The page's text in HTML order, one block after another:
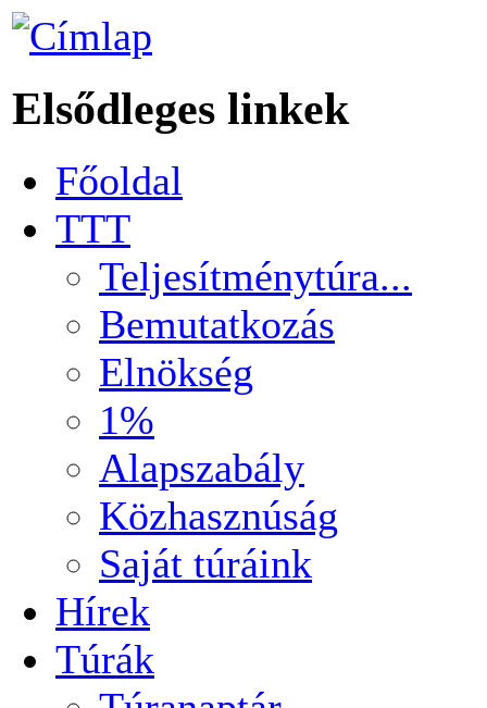
Elsődleges linkek
Főoldal
TTT
Teljesítménytúra...
Bemutatkozás
Elnökség
1%
Alapszabály
Közhasznúság
Saját túráink
Hírek
Túrák